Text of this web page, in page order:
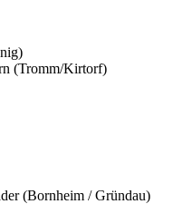
(Tromm/Kirtorf)
(Bornheim / Gründau)